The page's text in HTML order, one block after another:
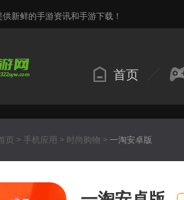
新鲜的手游资讯和手游下载！
首页
页 > 手机应用 > 时尚购物 > 一淘安卓版